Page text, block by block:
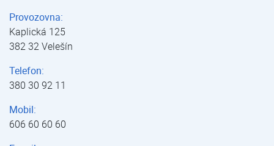
Provozovna:
Kaplická 125
382 32 Velešín
Telefon:
380 30 92 11
Mobil:
606 60 60 60